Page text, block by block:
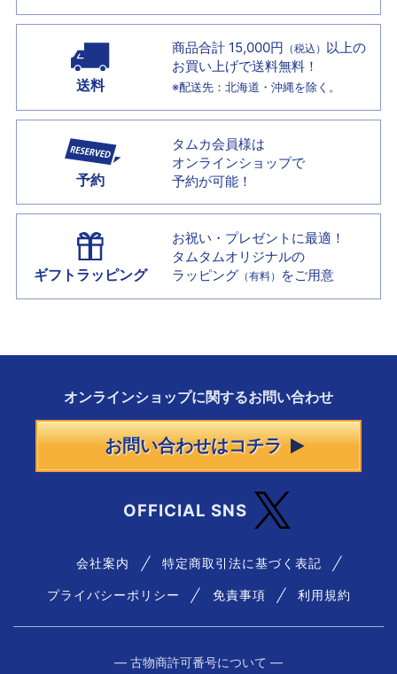
送料
商品合計 15,000円 （税込） 以上の
お買い上げで送料無料！
※配送先：北海道・沖縄を除く。
予約
タムカ会員様は
オンラインショップで
予約が可能！
ギフトラッピング
お祝い・プレゼントに最適！
タムタムオリジナルの
ラッピング （有料） をご用意
オンラインショップに関するお問い合わせ
お問い合わせはコチラ
OFFICIAL SNS
会社案内 特定商取引法に基づく表記
プライバシーポリシー 免責事項 利用規約
― 古物商許可番号について ―